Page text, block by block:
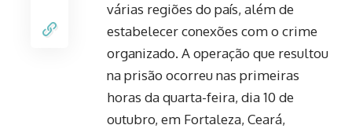
várias regiões do país, além de
estabelecer conexões com o crime
organizado. A operação que resultou
na prisão ocorreu nas primeiras
horas da quarta-feira, dia 10 de
outubro, em Fortaleza, Ceará,